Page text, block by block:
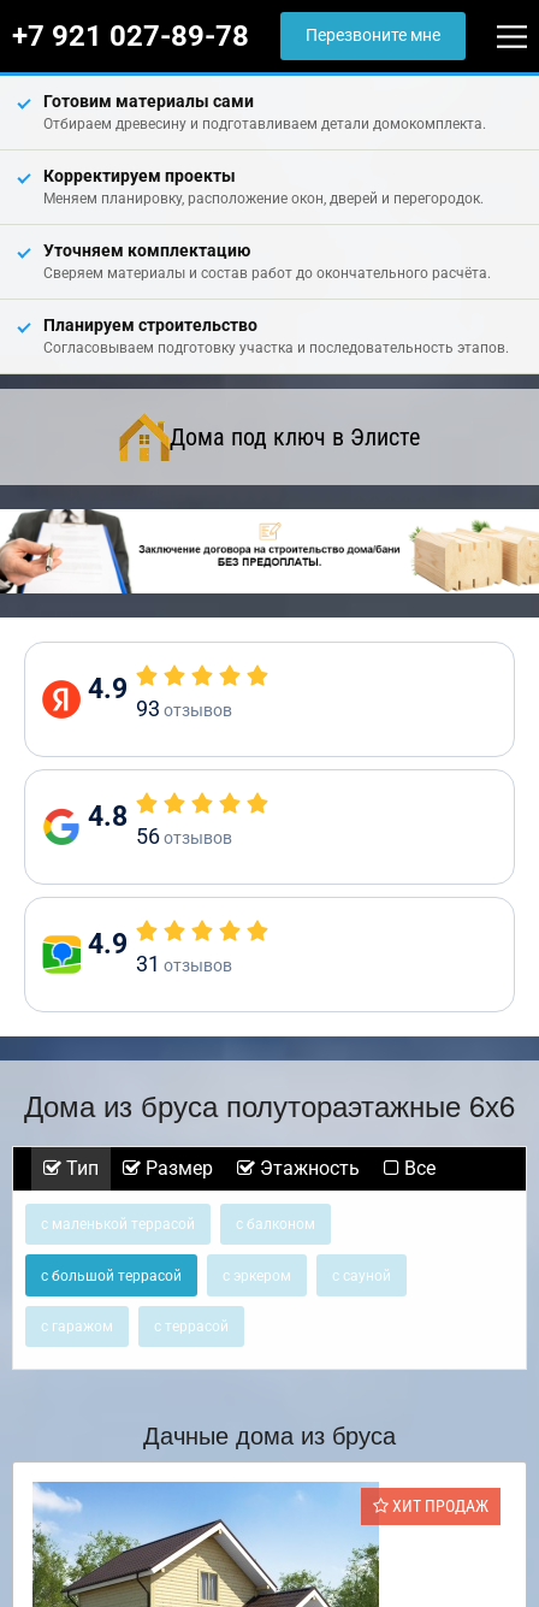
+7 921 027-89-78 Перезвоните мне
Готовим материалы сами
Отбираем древесину и подготавливаем детали домокомплекта.
Корректируем проекты
Меняем планировку, расположение окон, дверей и перегородок.
Уточняем комплектацию
Сверяем материалы и состав работ до окончательного расчёта.
Планируем строительство
Согласовываем подготовку участка и последовательность этапов.
Дома под ключ в Элисте
4.9
93 отзывов
4.8
56отзывов
4.9
31 отзывов
Дома из бруса полутораэтажные 6х6
Тип Размер Этажность Все
с маленькой террасой с балконом
с большой террасой с эркером с сауной
с гаражом с террасой
Дачные дома из бруса
ХИТ ПРОДАЖ